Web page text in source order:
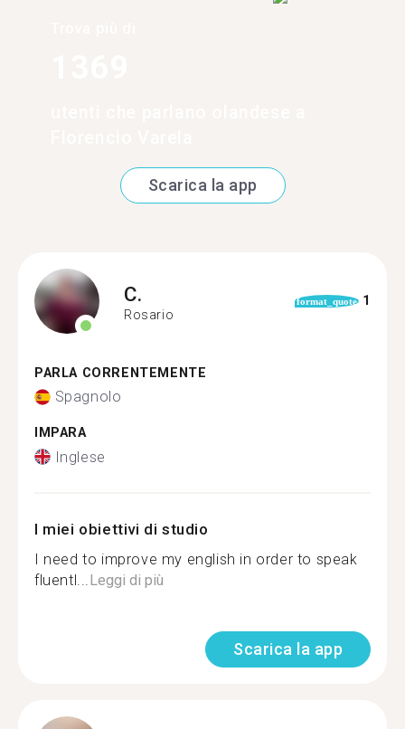
Scarica la app
C.
Rosario
format_quote 1
PARLA CORRENTEMENTE
Spagnolo
IMPARA
Inglese
I miei obiettivi di studio
I need to improve my english in order to speak
fluentl... Leggi di più
Scarica la app